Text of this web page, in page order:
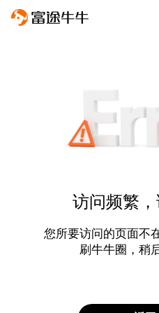
访问频繁
您所要访问的页面不
刷牛牛圈，稍